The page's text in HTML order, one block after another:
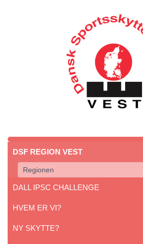
DSF REGION VEST
Regionen
DALL IPSC CHALLENGE
HVEM ER VI?
NY SKYTTE?